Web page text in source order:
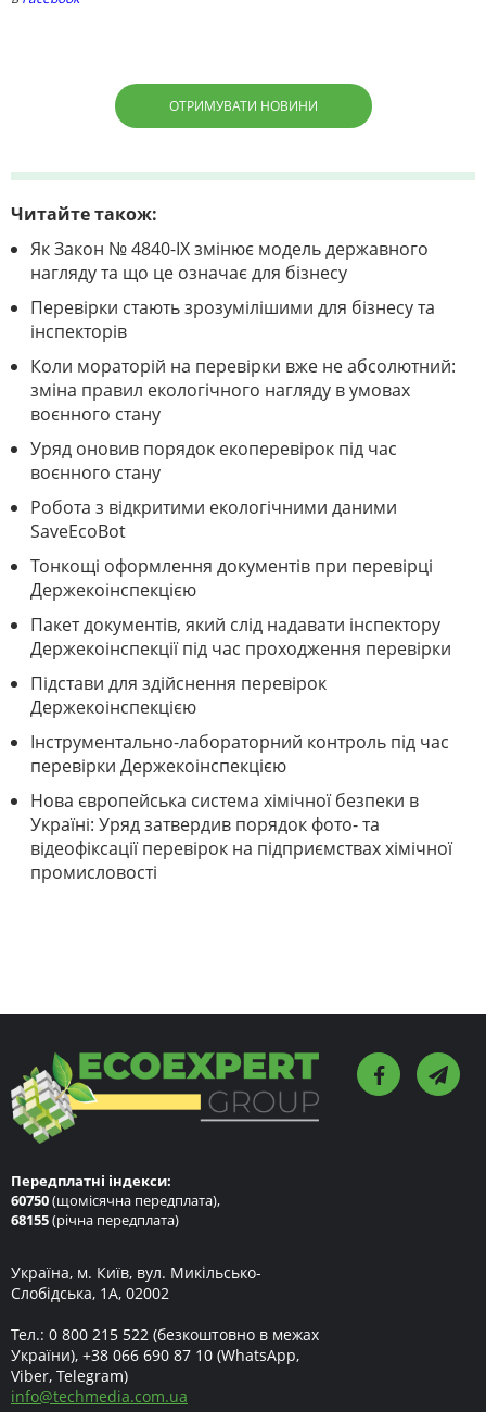
ОТРИМУВАТИ НОВИНИ
Читайте також:
Як Закон № 4840-IX змінює модель державного
нагляду та що це означає для бізнесу
Перевірки стають зрозумілішими для бізнесу та
інспекторів
Коли мораторій на перевірки вже не абсолютний:
зміна правил екологічного нагляду в умовах
воєнного стану
Уряд оновив порядок екоперевірок під час
воєнного стану
Робота з відкритими екологічними даними
SaveEcoBot
Тонкощі оформлення документів при перевірці
Держекоінспекцією
Пакет документів, який слід надавати інспектору
Держекоінспекції під час проходження перевірки
Підстави для здійснення перевірок
Держекоінспекцією
Інструментально-лабораторний контроль під час
перевірки Держекоінспекцією
Нова європейська система хімічної безпеки в
Україні: Уряд затвердив порядок фото- та
відеофіксації перевірок на підприємствах хімічної
промисловості
Передплатні індекси:
60750(щомісячна передплата),
68155(річна передплата)
Україна, м. Київ, вул. Микільсько-
Слобідська, 1А, 02002
Тел.: 0 800 215 522 (безкоштовно в межах
України), +38 066 690 87 10 (WhatsApp,
Viber, Telegram)
info@techmedia.com.ua